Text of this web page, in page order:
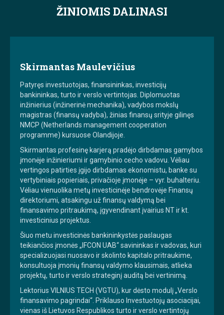
ŽINIOMIS DALINASI
Skirmantas Maulevičius
Patyręs investuotojas, finansininkas, investicijų
bankininkas, turto ir verslo vertintojas. Diplomuotas
inžinierius (inžinerinė mechanika), vadybos mokslų
magistras (finansų vadyba), žinias finansų srityje gilinęs
NMCP (Netherlands management cooperation
programme) kursuose Olandijoje.
Skirmantas profesinę karjerą pradėjo dirbdamas gamybos
įmonėje inžinieriumi ir gamybinio cecho vadovu. Vėliau
vertingos patirties įgijo dirbdamas ekonomistu, banke su
vertybiniais popieriais, privačioje įmonėje – vyr. buhalteriu.
Vėliau vienuolika metų investicinėje bendrovėje Finansų
direktoriumi, atsakingu už finansų valdymą bei
finansavimo pritraukimą, įgyvendinant įvairius NT ir kt.
investicinius projektus.
Šiuo metu investicinės bankininkystės paslaugas
teikiančios įmonės „IFCON UAB“ savininkas ir vadovas, kuri
specializuojasi nuosavo ir skolinto kapitalo pritraukime,
konsultuoja įmonių finansų valdymo klausimais, atlieka
projektų, turto ir verslo strateginį auditą bei vertinimą.
Lektorius VILNIUS TECH (VGTU), kur dėsto modulį „Verslo
finansavimo pagrindai“. Priklauso Investuotojų asociacijai,
vienas iš Lietuvos Respublikos turto ir verslo vertintojų